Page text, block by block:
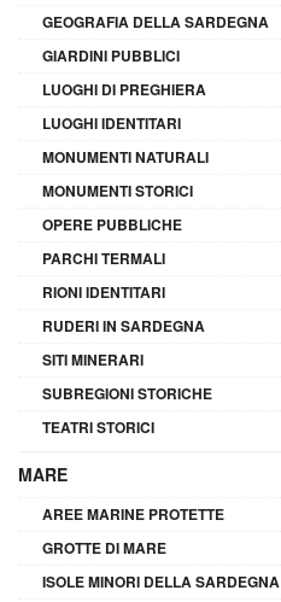
GEOGRAFIA DELLA SARDEGNA
GIARDINI PUBBLICI
LUOGHI DI PREGHIERA
LUOGHI IDENTITARI
MONUMENTI NATURALI
MONUMENTI STORICI
OPERE PUBBLICHE
PARCHI TERMALI
RIONI IDENTITARI
RUDERI IN SARDEGNA
SITI MINERARI
SUBREGIONI STORICHE
TEATRI STORICI
MARE
AREE MARINE PROTETTE
GROTTE DI MARE
ISOLE MINORI DELLA SARDEGNA